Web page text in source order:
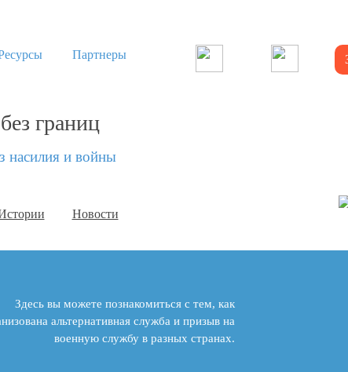
Партнеры
границ
насилия и войны
Новости
Здесь вы можете познакомиться с тем, как
альтернативная служба и призыв на
военную службу в разных странах.